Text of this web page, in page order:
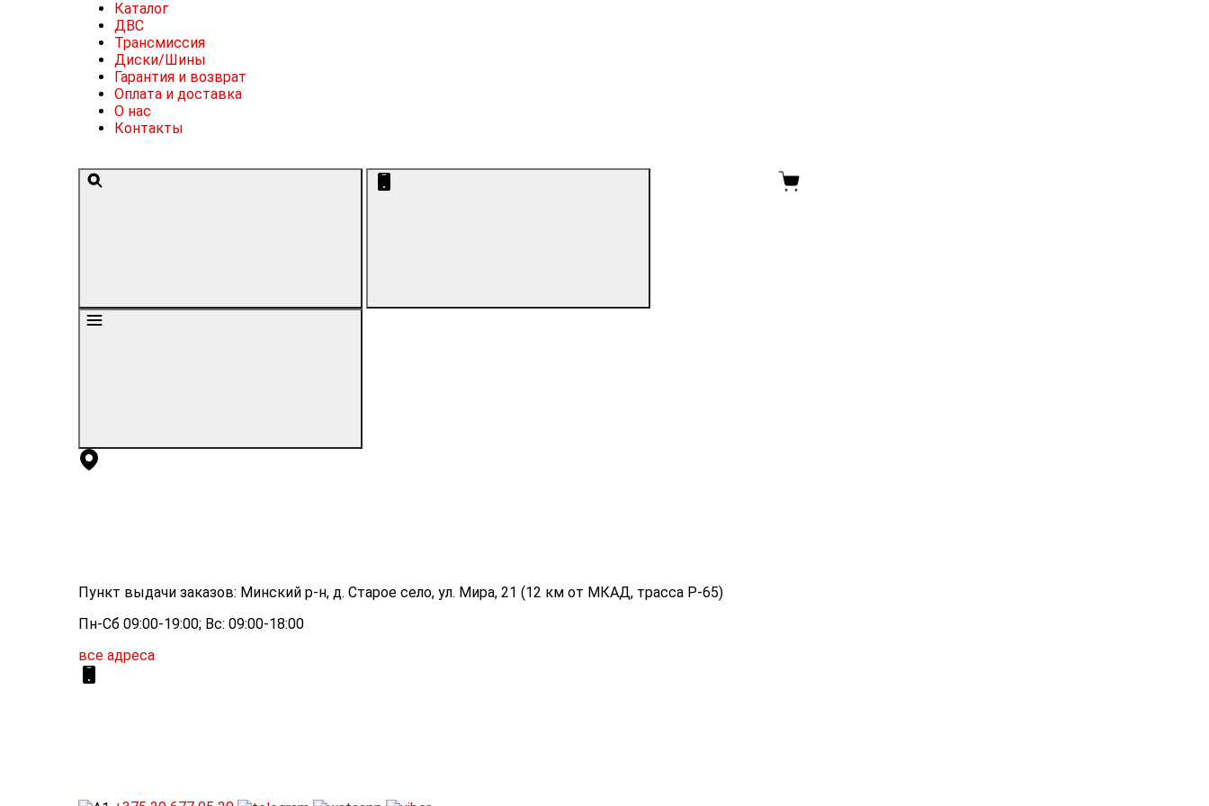
Каталог
ДВС
Трансмиссия
Диски/Шины
Гарантия и возврат
Оплата и доставка
О нас
Контакты
Пункт выдачи заказов: Минский р-н, д. Старое село, ул. Мира, 21 (12 км от МКАД, трасса P-65)
Пн-Сб 09:00-19:00; Вс: 09:00-18:00
все адреса